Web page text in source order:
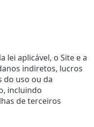
lei aplicável, o Site e a
indiretos, lucros
do uso ou da
incluindo
de terceiros